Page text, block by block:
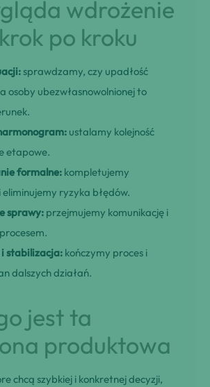
wdrożenie
po kroku
sprawdzamy, czy upadłość
osoby ubezwłasnowolnionej to
ustalamy kolejność
etapowe.
formalne: kompletujemy
ryzyka błędów.
sprawy: przejmujemy komunikację i
stabilizacja: kończymy proces i
dalszych działań.
jest ta
produktowa
chcą szybkiej i konkretnej decyzji,